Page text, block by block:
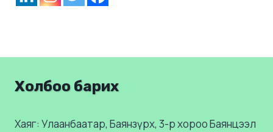
Холбоо барих
Хаяг: Улаанбаатар, Баянзүрх, 3-р хороо Баянцээл